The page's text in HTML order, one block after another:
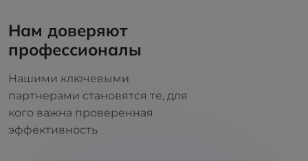
Нам доверяют
профессионалы
Нашими ключевыми
партнерами становятся те, для
кого важна проверенная
эффективность